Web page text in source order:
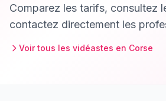
Comparez les tarifs, consultez
contactez directement les
Voir tous les vidéastes en Corse